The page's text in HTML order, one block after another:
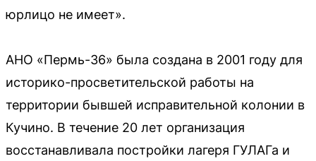
юрлицо не имеет».
АНО «Пермь-36» была создана в 2001 году для
историко-просветительской работы на
территории бывшей исправительной колонии в
Кучино. В течение 20 лет организация
восстанавливала постройки лагеря ГУЛАГа и